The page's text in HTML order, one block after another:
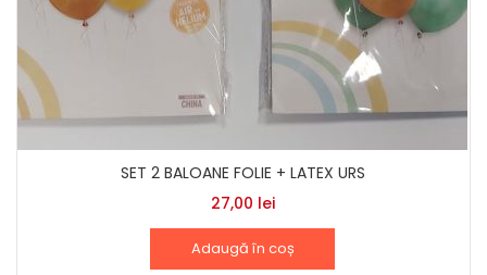
SET 2 BALOANE FOLIE + LATEX URS
27,00 lei
Adaugă în coș